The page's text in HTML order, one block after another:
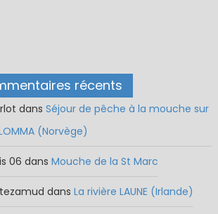
récents
dans Séjour de pêche à la mouche sur
(Norvège)
06 dans Mouche de la St Marc
dans La rivière LAUNE (Irlande)